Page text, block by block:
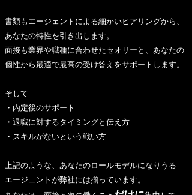
書類もエージェントによる細かいヒアリングから、
あなたの特性を引き出します。
面接も業界や職種に合わせたセオリーと、あなたの
個性から最適で最高の受け答えをサポートします。
そして
・内定後のサポート
・退職に対するタイミングと伝え方
・スキルがないという戦い方
上記のような、あなたのロールモデルになりうる
エージェントが弊社には揃っています。